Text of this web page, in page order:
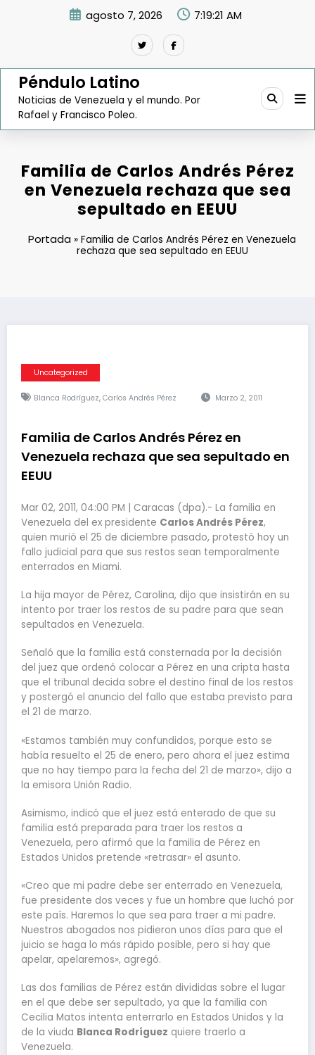
agosto 7, 2026 7:19:22 AM
Péndulo Latino
Noticias de Venezuela y el mundo. Por
Rafael y Francisco Poleo.
Familia de Carlos Andrés Pérez
en Venezuela rechaza que sea
sepultado en EEUU
Portada »Familia de Carlos Andrés Pérez en Venezuela
rechaza que sea sepultado en EEUU
Uncategorized
Blanca Rodríguez, Carlos Andrés Pérez Marzo 2, 2011
Familia de Carlos Andrés Pérez en
Venezuela rechaza que sea sepultado en
EEUU
Mar 02, 2011, 04:00 PM | Caracas (dpa).- La familia en
Venezuela del ex presidente Carlos Andrés Pérez,
quien murió el 25 de diciembre pasado, protestó hoy un
fallo judicial para que sus restos sean temporalmente
enterrados en Miami.
La hija mayor de Pérez, Carolina, dijo que insistirán en su
intento por traer los restos de su padre para que sean
sepultados en Venezuela.
Señaló que la familia está consternada por la decisión
del juez que ordenó colocar a Pérez en una cripta hasta
que el tribunal decida sobre el destino final de los restos
y postergó el anuncio del fallo que estaba previsto para
el 21 de marzo.
«Estamos también muy confundidos, porque esto se
había resuelto el 25 de enero, pero ahora el juez estima
que no hay tiempo para la fecha del 21 de marzo», dijo a
la emisora Unión Radio.
Asimismo, indicó que el juez está enterado de que su
familia está preparada para traer los restos a
Venezuela, pero afirmó que la familia de Pérez en
Estados Unidos pretende «retrasar» el asunto.
«Creo que mi padre debe ser enterrado en Venezuela,
fue presidente dos veces y fue un hombre que luchó por
este país. Haremos lo que sea para traer a mi padre.
Nuestros abogados nos pidieron unos días para que el
juicio se haga lo más rápido posible, pero si hay que
apelar, apelaremos», agregó.
Las dos familias de Pérez están divididas sobre el lugar
en el que debe ser sepultado, ya que la familia con
Cecilia Matos intenta enterrarlo en Estados Unidos y la
de la viuda Blanca Rodríguez quiere traerlo a
Venezuela.